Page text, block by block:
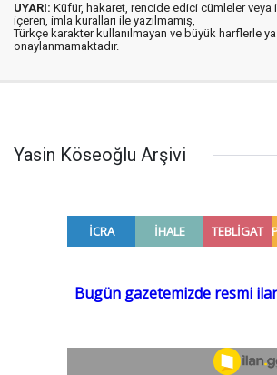
UYARI: Küfür, hakaret, rencide edici cümleler veya
içeren, imla kuralları ile yazılmamış,
Türkçe karakter kullanılmayan ve büyük harflerle
onaylanmamaktadır.
Yasin Köseoğlu Arşivi